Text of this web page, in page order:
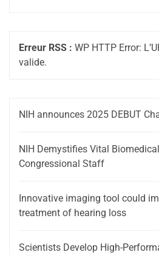
Erreur RSS : WP HTTP Error:
valide.
NIH announces 2025 DEBUT
NIH Demystifies Vital
Congressional Staff
Innovative imaging tool could
treatment of hearing loss
Scientists Develop High-